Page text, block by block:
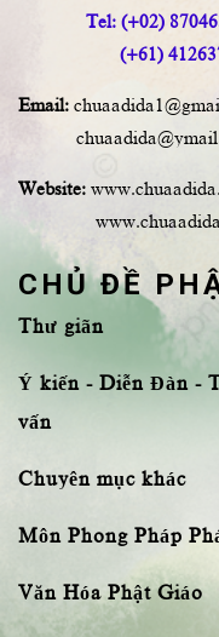
Tel: (+02)
(+61)
Email:
Website:
CHỦ ĐỀ
Thư giãn
Ý kiến - Diễn Đàn -
vấn
Chuyên mục khác
Môn Phong Pháp
Văn Hóa Phật Giáo